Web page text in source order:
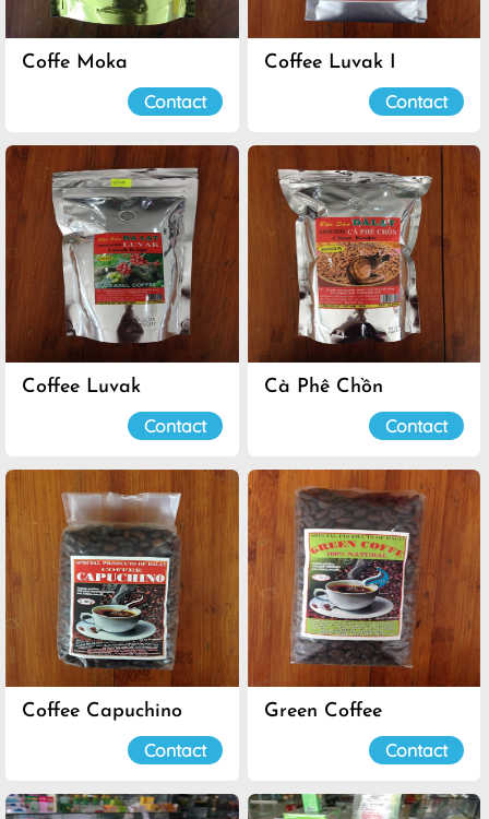
Coffe Moka
Contact
Coffee Luvak I
Contact
Coffee Luvak
Contact
Cà Phê Chồn
Contact
Coffee Capuchino
Contact
Green Coffee
Contact